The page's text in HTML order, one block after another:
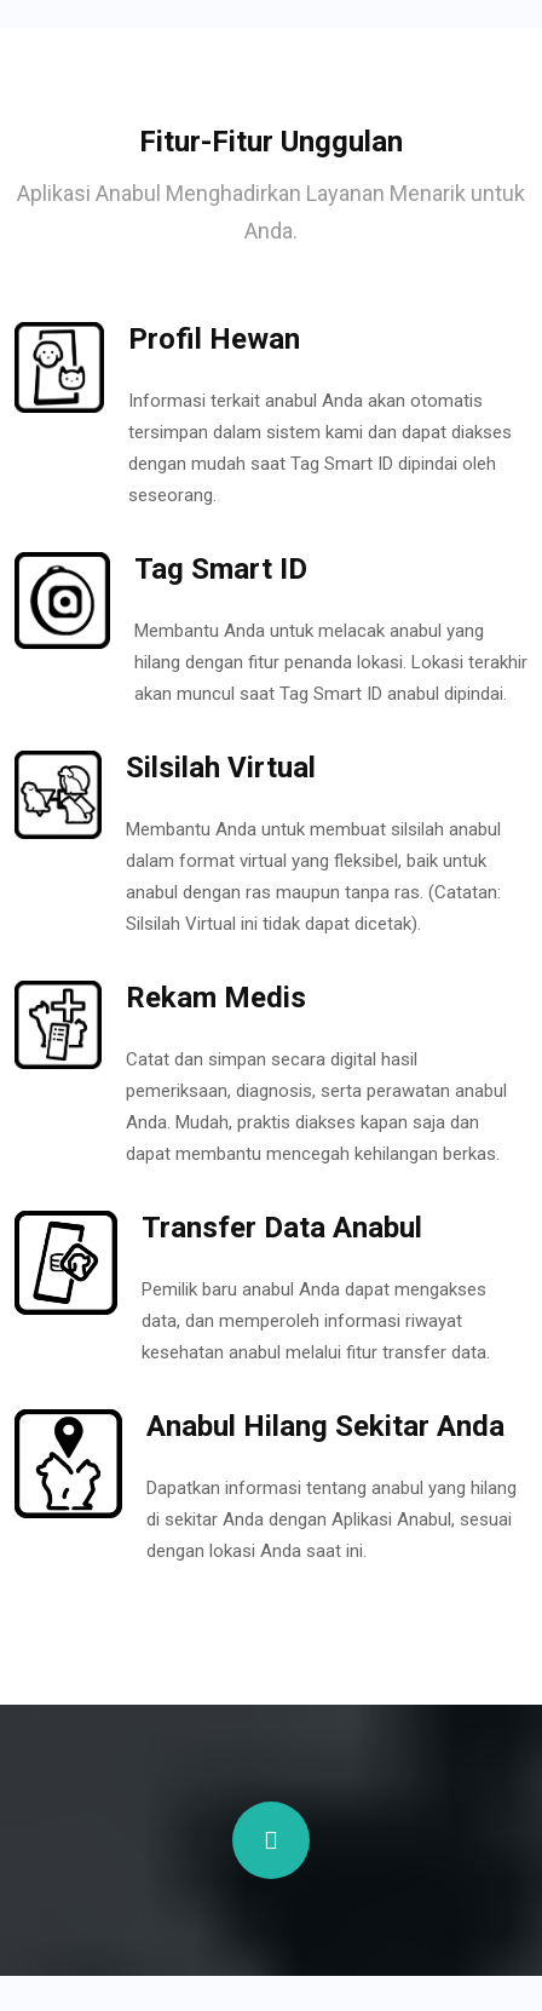
Fitur-Fitur Unggulan
Aplikasi Anabul Menghadirkan Layanan Menarik untuk
Anda.
Profil Hewan
Informasi terkait anabul Anda akan otomatis
tersimpan dalam sistem kami dan dapat diakses
dengan mudah saat Tag Smart ID dipindai oleh
seseorang.
Tag Smart ID
Membantu Anda untuk melacak anabul yang
hilang dengan fitur penanda lokasi. Lokasi terakhir
akan muncul saat Tag Smart ID anabul dipindai.
Silsilah Virtual
Membantu Anda untuk membuat silsilah anabul
dalam format virtual yang fleksibel, baik untuk
anabul dengan ras maupun tanpa ras. (Catatan:
Silsilah Virtual ini tidak dapat dicetak).
Rekam Medis
Catat dan simpan secara digital hasil
pemeriksaan, diagnosis, serta perawatan anabul
Anda. Mudah, praktis diakses kapan saja dan
dapat membantu mencegah kehilangan berkas.
Transfer Data Anabul
Pemilik baru anabul Anda dapat mengakses
data, dan memperoleh informasi riwayat
kesehatan anabul melalui fitur transfer data.
Anabul Hilang Sekitar Anda
Dapatkan informasi tentang anabul yang hilang
di sekitar Anda dengan Aplikasi Anabul, sesuai
dengan lokasi Anda saat ini.